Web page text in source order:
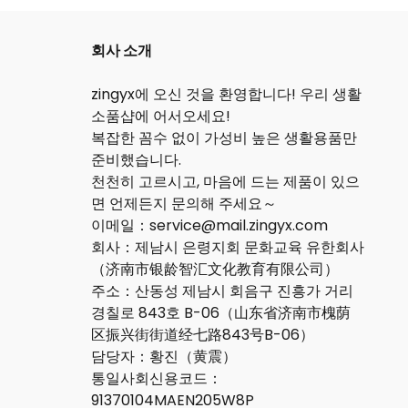
회사 소개
zingyx에 오신 것을 환영합니다! 우리 생활
소품샵에 어서오세요!
복잡한 꼼수 없이 가성비 높은 생활용품만
준비했습니다.
천천히 고르시고, 마음에 드는 제품이 있으
면 언제든지 문의해 주세요～
이메일：service@mail.zingyx.com
회사：제남시 은령지회 문화교육 유한회사
（济南市银龄智汇文化教育有限公司）
주소：산동성 제남시 회음구 진흥가 거리
경칠로 843호 B-06（山东省济南市槐荫
区振兴街街道经七路843号B-06）
담당자：황진（黄震）
통일사회신용코드：
91370104MAEN205W8P